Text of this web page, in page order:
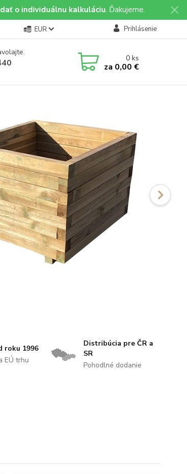
o individuálnu kalkuláciu. Ďakujeme.
EUR Prihlásenie
0ks
za 0,00 €
roku 1996
EÚ trhu
Distribúcia pre ČR a
SR
Pohodlné dodanie